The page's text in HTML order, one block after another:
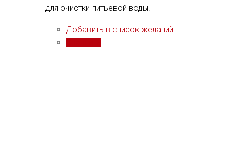
для очистки питьевой воды.
Добавить в список желаний